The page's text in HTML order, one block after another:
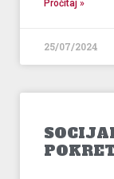
Pročitaj »
25/07/2024